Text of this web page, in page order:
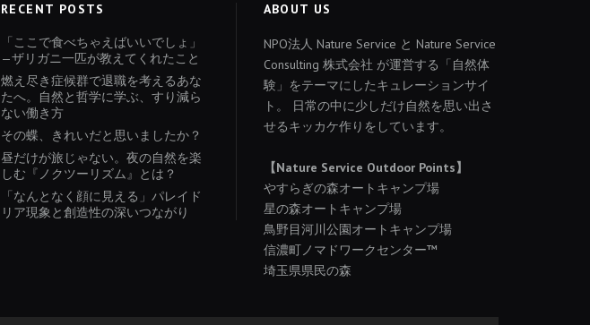
RECENT POSTS
「ここで食べちゃえばいいでしょ」
—ザリガニ一匹が教えてくれたこと
燃え尽き症候群で退職を考えるあな
たへ。自然と哲学に学ぶ、すり減ら
ない働き方
その蝶、きれいだと思いましたか？
昼だけが旅じゃない。夜の自然を楽
しむ『ノクツーリズム』とは？
「なんとなく顔に見える」パレイド
リア現象と創造性の深いつながり
ABOUT US
NPO法人 Nature Service と Nature Service
Consulting 株式会社 が運営する「自然体
験」をテーマにしたキュレーションサイ
ト。 日常の中に少しだけ自然を思い出さ
せるキッカケ作りをしています。
【Nature Service Outdoor Points】
やすらぎの森オートキャンプ場
星の森オートキャンプ場
鳥野目河川公園オートキャンプ場
信濃町ノマドワークセンター™
埼玉県県民の森